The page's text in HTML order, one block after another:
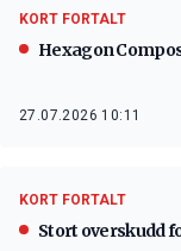
KORT FORTALT
Hexagon
27.07.2026 10:11
KORT FORTALT
Stort overskudd